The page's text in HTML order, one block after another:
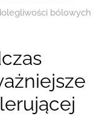
bólowych